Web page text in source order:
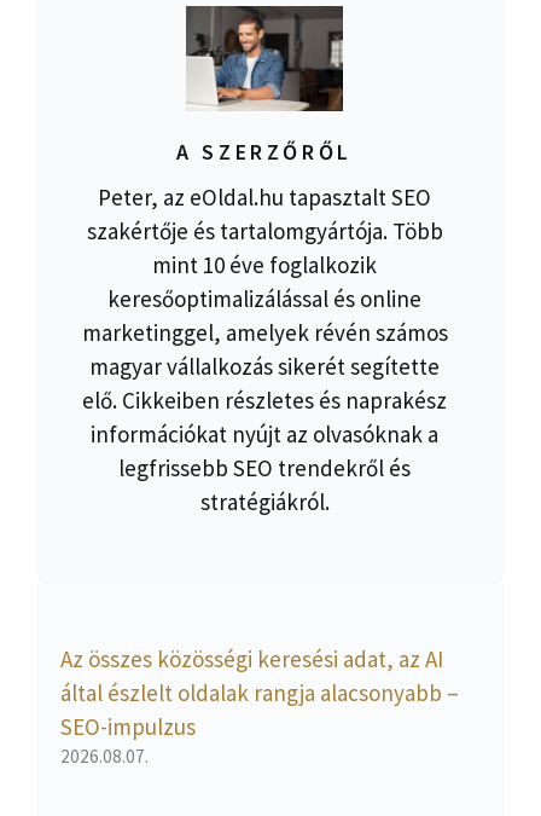
A SZERZŐRŐL
Peter, az eOldal.hu tapasztalt SEO
szakértője és tartalomgyártója. Több
mint 10 éve foglalkozik
keresőoptimalizálással és online
marketinggel, amelyek révén számos
magyar vállalkozás sikerét segítette
elő. Cikkeiben részletes és naprakész
információkat nyújt az olvasóknak a
legfrissebb SEO trendekről és
stratégiákról.
Az összes közösségi keresési adat, az AI
által észlelt oldalak rangja alacsonyabb –
SEO-impulzus
2026.08.07.